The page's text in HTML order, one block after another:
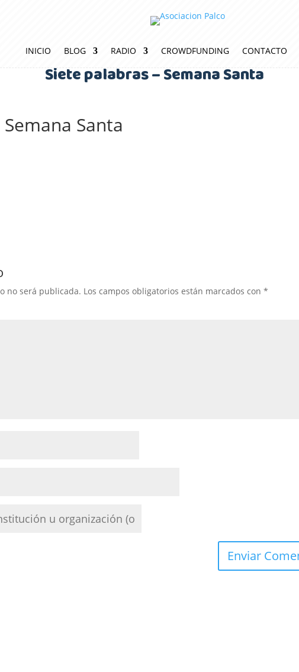
INICIO BLOG RADIO CROWDFUNDING CONTACTO
Siete palabras – Semana Santa
Santa
no será publicada. Los campos obligatorios están marcados con*